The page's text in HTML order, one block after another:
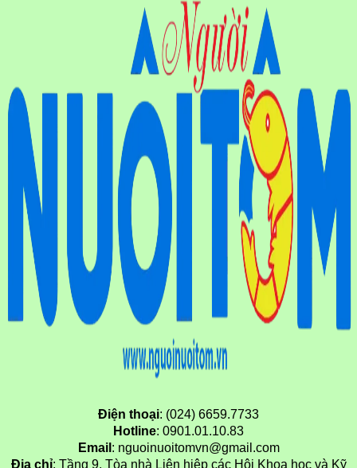
Điện thoại: (024) 6659.7733
Hotline: 0901.01.10.83
Email : nguoinuoitomvn@gmail.com
Địa chỉ: Tầng 9, Tòa nhà Liên hiệp các Hội Khoa học và Kỹ